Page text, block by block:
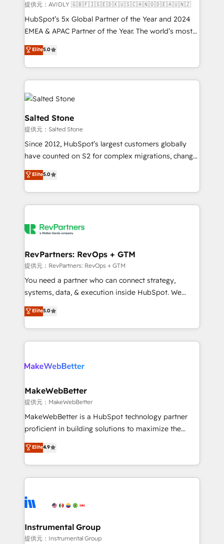
提供元：AVIDLY 🇬🇧🇫🇮🇸🇪🇩🇰🇺🇸🇨🇦🇳🇴🇩🇪🇦🇺🇳🇿
HubSpot’s 5x Global Partner of the Year and 2024
EMEA & APAC Partner of the Year. The world’s most
experienced and fully accredited HubSpot Solutions
Partner. 🚀 With 2,750+ HubSpot projects delivered
and 370+ specialists across EMEA, APAC and NAM,
we de-risk complex CRM programmes and
accelerate ROI across every HubSpot Hub. 🧭 From
multi-region migrations to AI-powered automation,
we turn complexity into clarity, human at global
scale. 🏆 HubSpot’s CEO called us “the partner of the
future.” Others agree it is proof of trust built through
measurable impact.
Elite5.0
Salted Stone
提供元：Salted Stone
Since 2012, HubSpot’s largest customers globally
have counted on S2 for complex migrations, change
management, systems integration, and creative
solutions that deliver measurable impact and
transform brand experiences As one of the few full-
service creative agencies in the HubSpot
winning design to build scalable, globally
marketing campaigns, & RevOps frameworks that
fuel long-term success We connect the entire
customer lifecycle through seamless integrations,
ensure long-term adoption with change-
and service to drive sustainable growth With 6 key
HubSpot accreditations and experience across
Elite5.0
RevPartners: RevOps + GTM
提供元：RevPartners: RevOps + GTM
You need a partner who can connect strategy,
systems, data, & execution inside HubSpot. We
bridge the gap where most agencies fall short by
combining GTM strategy with technical execution to
solve the right problem with the right solution. As the
only firm in the world to hold Elite Partner
clients gain a unique advantage in CRM architecture,
market execution. Why B2B Businesses Choose RP: -
Secure: Soc2 compliant 🛡️ - Pricing: Implementations
starting at $1,5k 💵 - Speed: Launch in 14 days ⚡ -
Global: 75+ RPers across five continents 🌐 - Scale:
HubSpot Partner 🪴 - Sales Hub: More
implementations than any other Partner 💻 -
agency for an Ops problem. Don't hire a technical
agency for a growth problem. Hire a partner built to
Elite5.0
MakeWebBetter
提供元：MakeWebBetter
MakeWebBetter is a HubSpot technology partner
proficient in building solutions to maximize the
operational efficiency of HubSpot. The fastest-
growing tech-enabler & facilitator, MakeWebBetter,
hands you the blend of HubSpot expertise &
eminent solutions & integrations. Trust us to
Elite Partners with 10+ years of HubSpot experience
Premier Partner 2023 🌟5 HubSpot Accreditations 🌟
Won HubSpot Theme Challenge 2021 🌟INBOUND’19
Elite4.9
Instrumental Group
提供元：Instrumental Group